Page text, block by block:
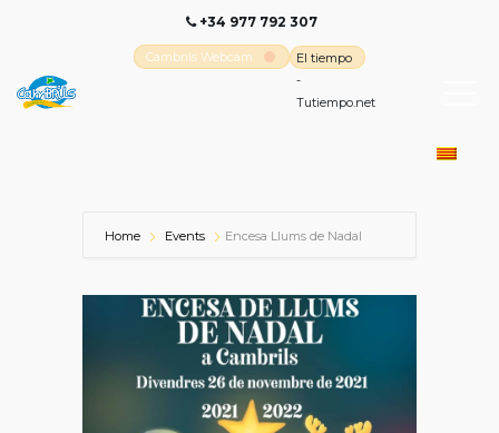
+34 977 792 307
Cambrils Webcam
El tiempo
-
Tutiempo.net
Home Events Encesa Llums de Nadal